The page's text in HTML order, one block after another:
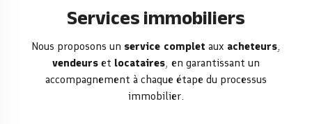
Services immobiliers
Nous proposons un service complet aux acheteurs
vendeurs et locataires , en garantissant un
accompagnement à chaque étape du processus
immobilier.